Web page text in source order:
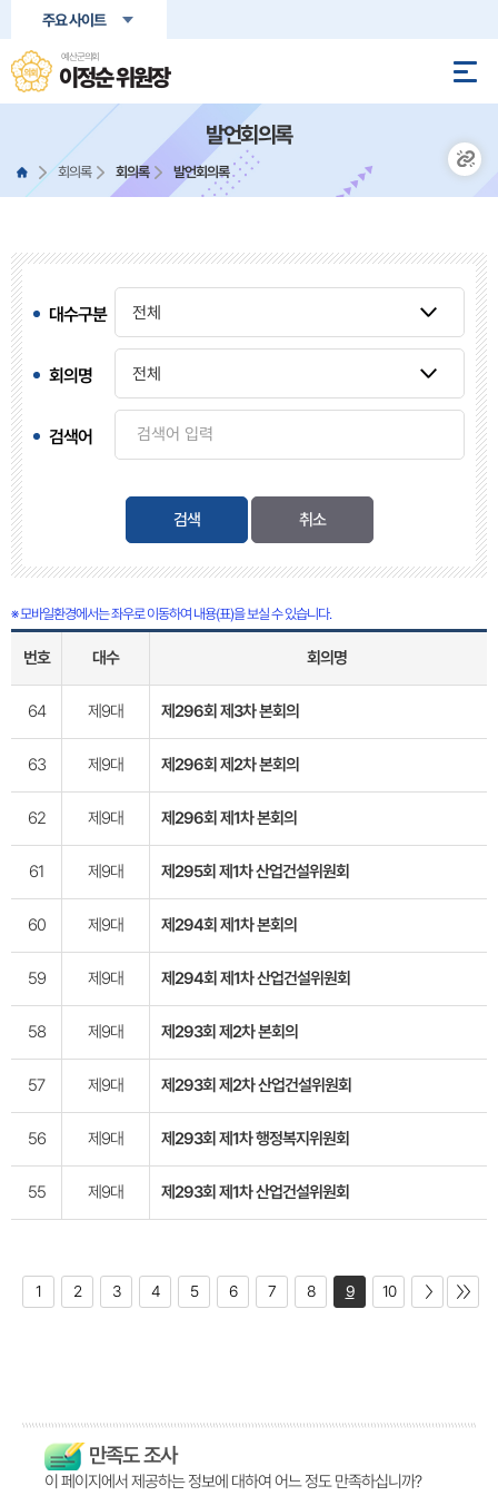
본문바로가기
주요 사이트
예산군의회
이정순 위원장
발언회의록
회의록 회의록 발언회의록
대수구분
회의명
검색어
검색
※ 모바일환경에서는 좌우로 이동하여 내용(표)을 보실 수 있습니다.
번호 대수 회의명
64 제9대 제296회 제3차 본회의
63 제9대 제296회 제2차 본회의
62 제9대 제296회 제1차 본회의
61 제9대 제295회 제1차 산업건설위원회
60 제9대 제294회 제1차 본회의
59 제9대 제294회 제1차 산업건설위원회
58 제9대 제293회 제2차 본회의
57 제9대 제293회 제2차 산업건설위원회
56 제9대 제293회 제1차 행정복지위원회
55 제9대 제293회 제1차 산업건설위원회
1 2 3 4 5 6 7 8 9 10
만족도 조사
이 페이지에서 제공하는 정보에 대하여 어느 정도 만족하십니까?